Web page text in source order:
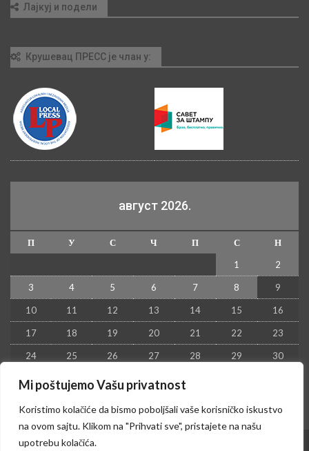
Mi poštujemo Vašu privatnost
Koristimo kolačiće da bismo poboljšali vaše korisničko iskustvo
na ovom sajtu. Klikom na "Prihvati sve", pristajete na našu
upotrebu kolačića.
Лајкуј и подели
Крушевац ПРЕСС је члан у:
август 2026.
П У С Ч П С
Н
1
2
3 4 5 6 7 8 9
10 11 12 13 14 15 16
17 18 19 20 21 22 23
24 25 26 27 28 29 30
31